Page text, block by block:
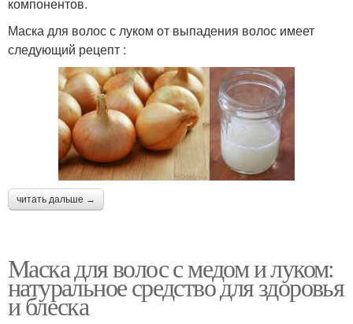
компонентов.
Маска для волос с луком от выпадения волос имеет
следующий рецепт :
читать дальше →
Маска для волос с медом и луком:
натуральное средство для здоровья
и блеска